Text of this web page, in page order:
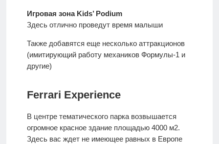
Игровая зона Kids’ Podium
Здесь отлично проведут время малыши
Также добавятся еще несколько аттракционов
(имитирующий работу механиков Формулы-1 и
другие)
Ferrari Experience
В центре тематического парка возвышается
огромное красное здание площадью 4000 м2.
Здесь вас ждет не имеющее равных в Европе